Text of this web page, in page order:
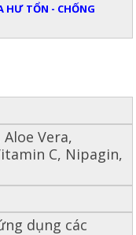
TỔN - CHỐNG
Vera,
C, Nipagin,
dụng các